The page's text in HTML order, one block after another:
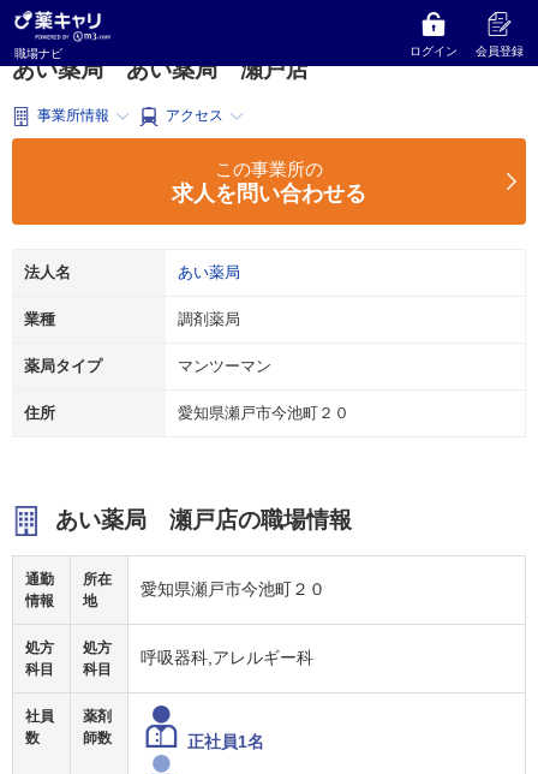
職場ナビ ログイン 会員登録
薬キャリ 職場ナビ
あい薬局
あい薬局 瀬戸店
あい薬局 あい薬局 瀬戸店
事業所情報 アクセス
この事業所の
求人を問い合わせる
法人名 あい薬局
業種 調剤薬局
薬局タイプ マンツーマン
住所 愛知県瀬戸市今池町２０
あい薬局 瀬戸店の職場情報
通勤
情報
所在
地
愛知県瀬戸市今池町２０
処方
科目
処方
科目
呼吸器科,アレルギー科
社員
数
薬剤
師数
正社員1名